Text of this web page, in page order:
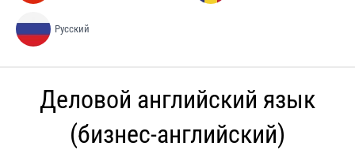
Цены
Русский
Деловой английский язык
(бизнес-английский)